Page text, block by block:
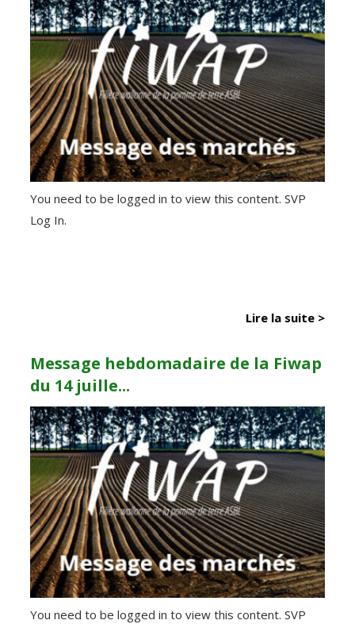
You need to be logged in to view this content. SVP
Log In.
Lire la suite >
Message hebdomadaire de la Fiwap
du 14 juille...
You need to be logged in to view this content. SVP